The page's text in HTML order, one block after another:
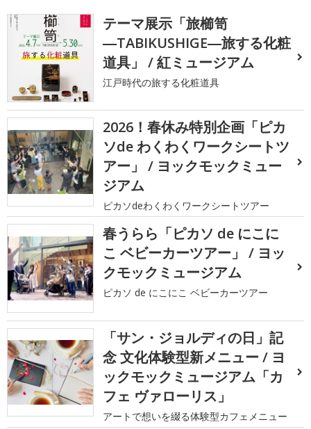
テーマ展示「旅櫛笥
―TABIKUSHIGE―旅する化粧
道具」 / 紅ミュージアム
江戸時代の旅する化粧道具
2026！春休み特別企画「ピカ
ソde わくわくワークシートツ
アー」 / ヨックモックミュー
ジアム
ピカソdeわくわくワークシートツアー
春うらら「ピカソ de にこに
こ ベビーカーツアー」 / ヨッ
クモックミュージアム
ピカソ de にこにこ ベビーカーツアー
「サン・ジョルディの日」記
念 文化体験型新メニュー / ヨ
ックモックミュージアム「カ
フェ ヴァローリス」
アートで想いを綴る体験型カフェメニュー